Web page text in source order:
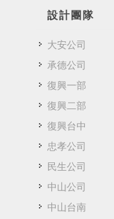
設計團隊
大安公司
承德公司
復興一部
復興二部
復興台中
忠孝公司
民生公司
中山公司
中山台南